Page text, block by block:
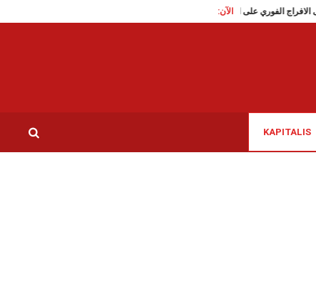
الآن:
تقاطع تدعو الى الافراج الفوري على الناشطة السياسية سوار البرقاوي
KAPITALIS